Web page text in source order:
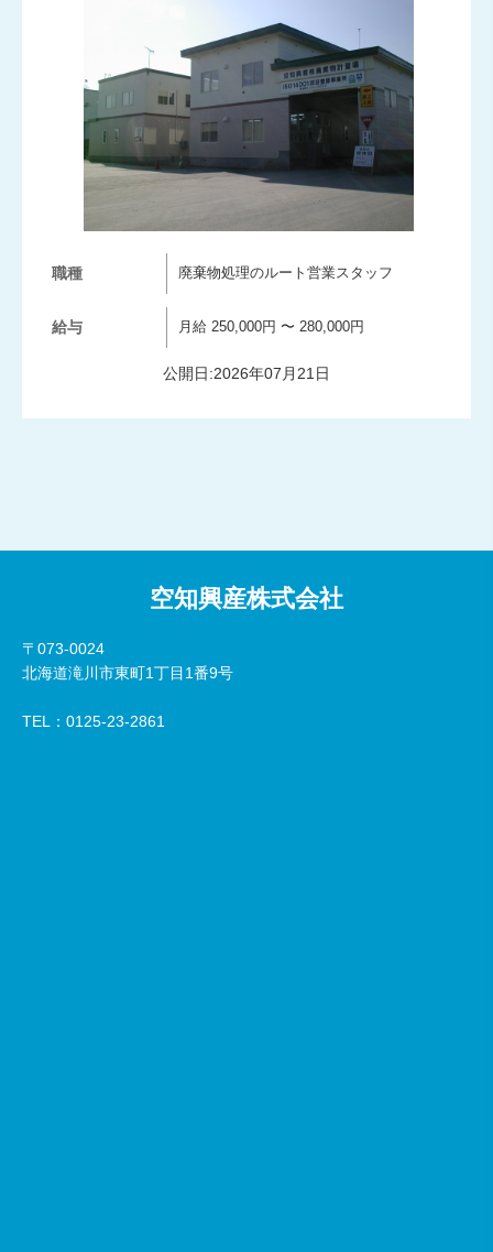
職種 廃棄物処理のルート営業スタッフ
給与 月給 250,000円 〜 280,000円
公開日:2026年07月21日
空知興産株式会社
〒073-0024
北海道滝川市東町1丁目1番9号
TEL：0125-23-2861